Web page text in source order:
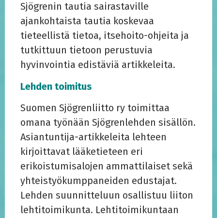
Sjögrenin tautia sairastaville
ajankohtaista tautia koskevaa
tieteellistä tietoa, itsehoito-ohjeita ja
tutkittuun tietoon perustuvia
hyvinvointia edistäviä artikkeleita.
Lehden toimitus
Suomen Sjögrenliitto ry toimittaa
omana työnään Sjögrenlehden sisällön.
Asiantuntija-artikkeleita lehteen
kirjoittavat lääketieteen eri
erikoistumisalojen ammattilaiset sekä
yhteistyökumppaneiden edustajat.
Lehden suunnitteluun osallistuu liiton
lehtitoimikunta. Lehtitoimikuntaan